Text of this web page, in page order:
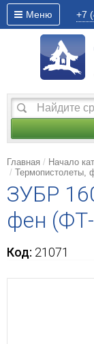
Меню +7
Главная Начало
Термопистолеты,
ЗУБР
фен
Код: 21071